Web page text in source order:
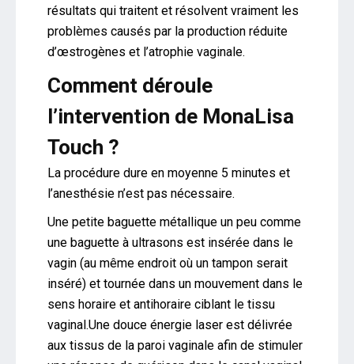
résultats qui traitent et résolvent vraiment les
problèmes causés par la production réduite
d’œstrogènes et l’atrophie vaginale.
Comment déroule
l’intervention de MonaLisa
Touch ?
La procédure dure en moyenne 5 minutes et
l’anesthésie n’est pas nécessaire.
Une petite baguette métallique un peu comme
une baguette à ultrasons est insérée dans le
vagin (au même endroit où un tampon serait
inséré) et tournée dans un mouvement dans le
sens horaire et antihoraire ciblant le tissu
vaginal.Une douce énergie laser est délivrée
aux tissus de la paroi vaginale afin de stimuler